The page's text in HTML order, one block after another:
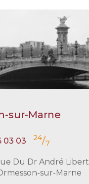
sur-Marne
03 03 24/7
Du Dr André Libert
sur-Marne